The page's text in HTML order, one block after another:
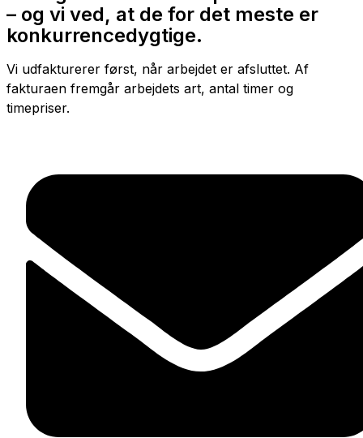
– og vi ved, at de for det meste er
konkurrencedygtige.
Vi udfakturerer først, når arbejdet er afsluttet. Af
fakturaen fremgår arbejdets art, antal timer og
timepriser.